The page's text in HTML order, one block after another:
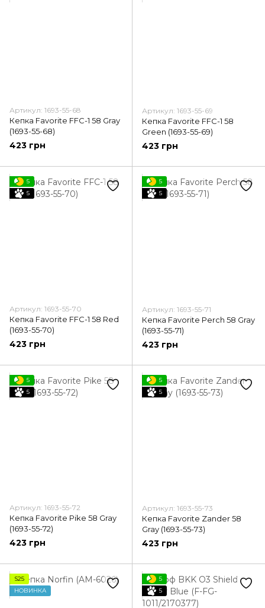
Артикул: 1693-55-68
Кепка Favorite FFC-1 58 Gray
(1693-55-68)
423 грн
Артикул: 1693-55-69
Кепка Favorite FFC-1 58
Green (1693-55-69)
423 грн
5
5
Артикул: 1693-55-70
Кепка Favorite FFC-1 58 Red
(1693-55-70)
423 грн
5
5
Артикул: 1693-55-71
Кепка Favorite Perch 58 Gray
(1693-55-71)
423 грн
5
5
Артикул: 1693-55-72
Кепка Favorite Pike 58 Gray
(1693-55-72)
423 грн
5
5
Артикул: 1693-55-73
Кепка Favorite Zander 58
Gray (1693-55-73)
423 грн
S25
НОВИНКА
5
5